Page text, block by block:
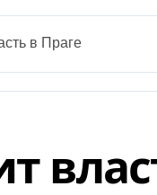
в Праге